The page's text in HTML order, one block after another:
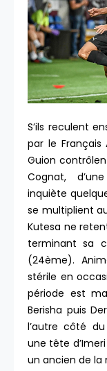
S’ils reculent
par le Français
Guion
Cognat,
inquiète
se multiplient
Kutesa ne
terminant sa
(24ème).
stérile en
période est
Berisha puis
l’autre côté
une tête
un ancien de la